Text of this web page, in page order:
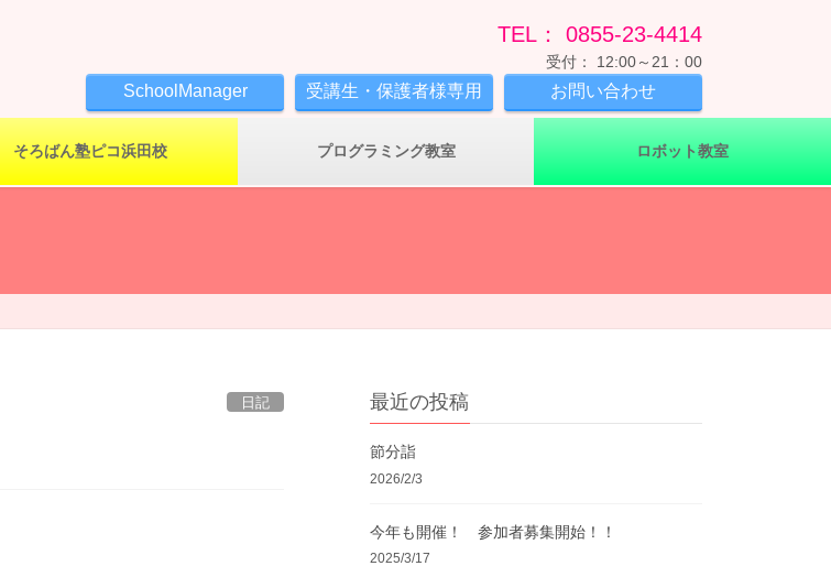
TEL： 0855-23-4414
受付： 12:00～21：00
SchoolManager 受講生・保護者様専用 お問い合わせ
そろばん塾ピコ浜田校 プログラミング教室 ロボット教室
日記 最近の投稿
節分詣
2026/2/3
今年も開催！ 参加者募集開始！！
2025/3/17